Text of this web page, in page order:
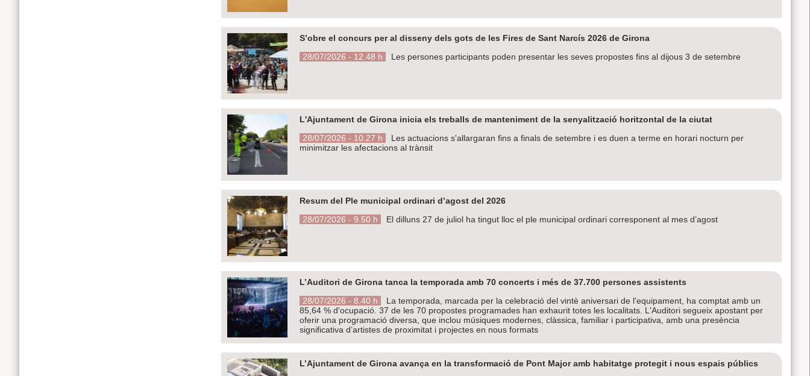
S’obre el concurs per al disseny dels gots de les Fires de Sant Narcís 2026 de Girona
28/07/2026 - 12.48 h
Les persones participants poden presentar les seves propostes fins al dijous 3 de setembre
L'Ajuntament de Girona inicia els treballs de manteniment de la senyalització horitzontal de la ciutat
28/07/2026 - 10.27 h
Les actuacions s'allargaran fins a finals de setembre i es duen a terme en horari nocturn per
minimitzar les afectacions al trànsit
Resum del Ple municipal ordinari d’agost del 2026
28/07/2026 - 9.50 h
El dilluns 27 de juliol ha tingut lloc el ple municipal ordinari corresponent al mes d’agost
L’Auditori de Girona tanca la temporada amb 70 concerts i més de 37.700 persones assistents
28/07/2026 - 8.40 h
La temporada, marcada per la celebració del vintè aniversari de l'equipament, ha comptat amb un
85,64 % d'ocupació. 37 de les 70 propostes programades han exhaurit totes les localitats. L'Auditori segueix apostant per
oferir una programació diversa, que inclou músiques modernes, clàssica, familiar i participativa, amb una presència
significativa d’artistes de proximitat i projectes en nous formats
L’Ajuntament de Girona avança en la transformació de Pont Major amb habitatge protegit i nous espais públics